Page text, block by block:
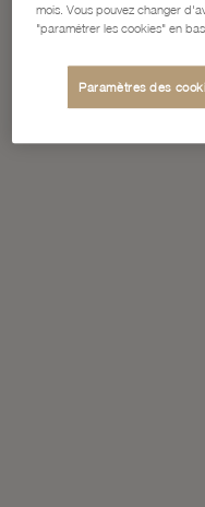
mois. Vous pouvez changer
"paramétrer les cookies" en
Paramètres des